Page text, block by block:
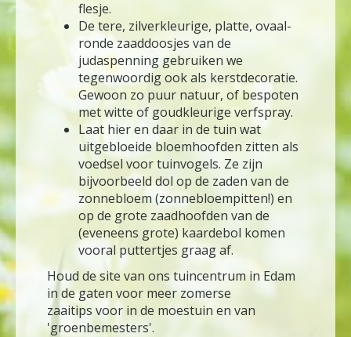
flesje.
De tere, zilverkleurige, platte, ovaal-
ronde zaaddoosjes van de
judaspenning gebruiken we
tegenwoordig ook als kerstdecoratie.
Gewoon zo puur natuur, of bespoten
met witte of goudkleurige verfspray.
Laat hier en daar in de tuin wat
uitgebloeide bloemhoofden zitten als
voedsel voor tuinvogels. Ze zijn
bijvoorbeeld dol op de zaden van de
zonnebloem (zonnebloempitten!) en
op de grote zaadhoofden van de
(eveneens grote) kaardebol komen
vooral puttertjes graag af.
Houd de site van ons tuincentrum in Edam
in de gaten voor meer zomerse
zaaitips voor in de moestuin en van
'groenbemesters'.